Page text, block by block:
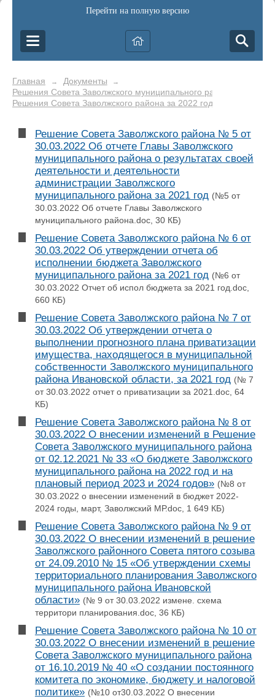
Перейти на полную версию
Главная → Документы →
Решения Совета Заволжского муниципального района
Решения Совета Заволжского района за 2022 год
Решение Совета Заволжского района № 5 от
30.03.2022 Об отчете Главы Заволжского
муниципального района о результатах своей
деятельности и деятельности
администрации Заволжского
муниципального района за 2021 год (№5 от
30.03.2022 Об отчете Главы Заволжского
муниципального района.doc, 30 КБ)
Решение Совета Заволжского района № 6 от
30.03.2022 Об утверждении отчета об
исполнении бюджета Заволжского
муниципального района за 2021 год (№6 от
30.03.2022 Отчет об испол бюджета за 2021 год.doc,
660 КБ)
Решение Совета Заволжского района № 7 от
30.03.2022 Об утверждении отчета о
выполнении прогнозного плана приватизации
имущества, находящегося в муниципальной
собственности Заволжского муниципального
района Ивановской области, за 2021 год (№ 7
от 30.03.2022 отчет о приватизации за 2021.doc, 64
КБ)
Решение Совета Заволжского района № 8 от
30.03.2022 О внесении изменений в Решение
Совета Заволжского муниципального района
от 02.12.2021 № 33 «О бюджете Заволжского
муниципального района на 2022 год и на
плановый период 2023 и 2024 годов» (№8 от
30.03.2022 о внесении изменений в бюджет 2022-
2024 годы, март, Заволжский МР.doc, 1 649 КБ)
Решение Совета Заволжского района № 9 от
30.03.2022 О внесении изменений в решение
Заволжского районного Совета пятого созыва
от 24.09.2010 № 15 «Об утверждении схемы
территориального планирования Заволжского
муниципального района Ивановской
области» (№ 9 от 30.03.2022 измене. схема
территори планирования.doc, 36 КБ)
Решение Совета Заволжского района № 10 от
30.03.2022 О внесении изменений в решение
Совета Заволжского муниципального района
от 16.10.2019 № 40 «О создании постоянного
комитета по экономике, бюджету и налоговой
политике» (№10 от30.03.2022 О внесении